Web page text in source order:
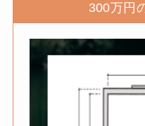
300万円